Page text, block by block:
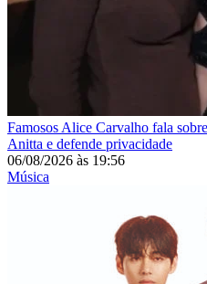
Famosos Alice Carvalho fala
Anitta e defende privacidade
06/08/2026 às 19:56
Música